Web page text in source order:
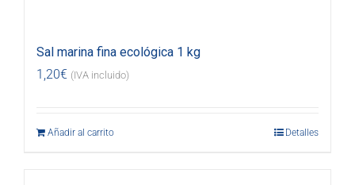
Sal marina fina ecológica 1 kg
1,20€ (IVA incluido)
Añadir al carrito Detalles